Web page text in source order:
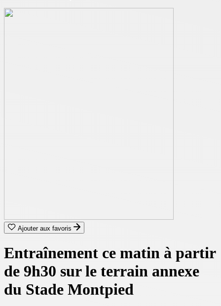
Ajouter aux favoris
Entraînement ce matin à partir
de 9h30 sur le terrain annexe
du Stade Montpied